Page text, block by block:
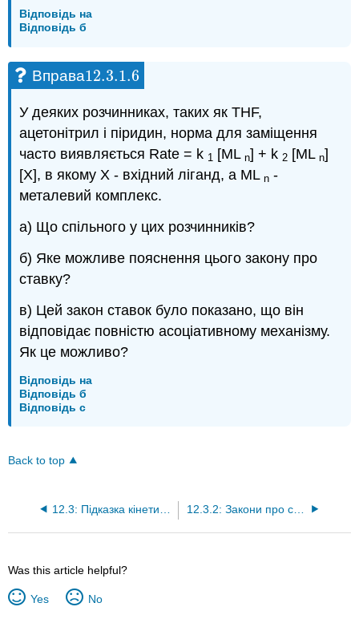
Відповідь на
Відповідь б
Вправа12.3.1.6
12.3.1.6
У деяких розчинниках, таких як THF,
ацетонітрил і піридин, норма для заміщення
часто виявляється Rate = k 1 [MLn] + k 2 [MLn]
[X], в якому X - вхідний ліганд, а MLn -
металевий комплекс.
а) Що спільного у цих розчинників?
б) Яке можливе пояснення цього закону про
ставку?
в) Цей закон ставок було показано, що він
відповідає повністю асоціативному механізму.
Як це можливо?
Відповідь на
Відповідь б
Відповідь c
Back to top
12.3.2: Закони про ставки для обмінних механізмів
Was this article helpful?
Yes No